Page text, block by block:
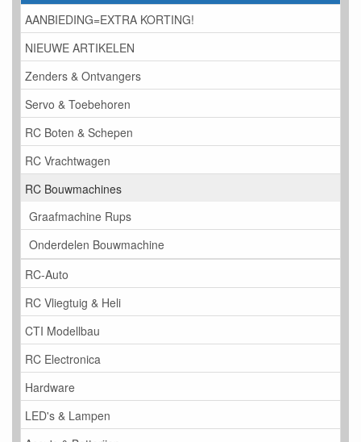
AANBIEDING=EXTRA KORTING!
NIEUWE ARTIKELEN
Zenders & Ontvangers
Servo & Toebehoren
RC Boten & Schepen
RC Vrachtwagen
RC Bouwmachines
Graafmachine Rups
Onderdelen Bouwmachine
RC-Auto
RC Vliegtuig & Heli
CTI Modellbau
RC Electronica
Hardware
LED's & Lampen